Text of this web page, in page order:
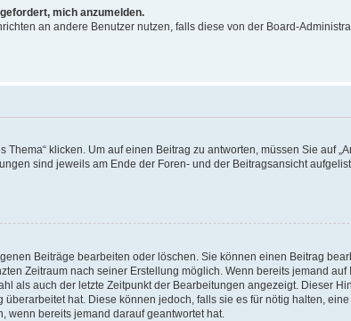
mich anzumelden.
an andere Benutzer nutzen, falls diese von der Board-
klicken. Um auf einen Beitrag zu antworten, müssen Sie auf
sind jeweils am Ende der Foren- und der Beitragsansicht
Beiträge bearbeiten oder löschen. Sie können einen Beitrag
Zeitraum nach seiner Erstellung möglich. Wenn bereits jemand
als auch der letzte Zeitpunkt der Bearbeitungen angezeigt. Dieser
hat. Diese können jedoch, falls sie es für nötig halten,
wenn bereits jemand darauf geantwortet hat.